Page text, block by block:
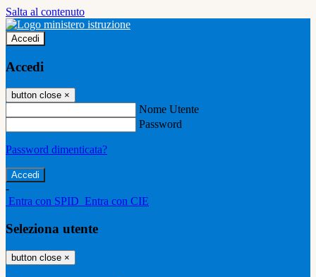
Salta al contenuto
Accedi
Accedi
button close ×
Nome Utente
Password
Password dimenticata?
-
Entra con SPID Entra con CIE
Seleziona utente
button close ×